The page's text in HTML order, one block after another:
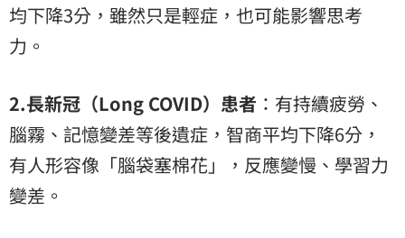
均下降3分，雖然只是輕症，也可能影響思考
力。
2.長新冠（Long COVID）患者 ：有持續疲勞、
腦霧、記憶變差等後遺症，智商平均下降6分，
有人形容像「腦袋塞棉花」，反應變慢、學習力
變差。